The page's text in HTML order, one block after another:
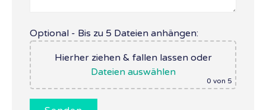
Optional - Bis zu 5 Dateien anhängen:
Hierher ziehen & fallen lassen oder
Dateien auswählen
0 von 5